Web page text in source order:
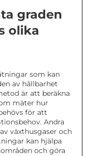
graden
olika
som kan
av hållbarhet
är att beräkna
mäter hur
för att
Andra
växthusgaser och
kan hjälpa
och göra